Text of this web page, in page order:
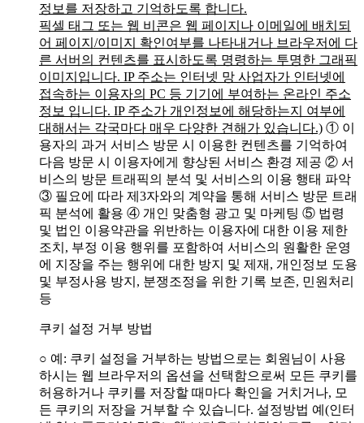
정보를 저장하고 기억하도록 합니다.
픽셀 태그 또는 웹 비콘은 웹 페이지나 이메일에 배치되
어 페이지/이미지 확인여부를 나타내거나 브라우저에 다
른 서버의 컨텐츠를 표시하도록 명령하는 투명한 그래픽
이미지입니다. IP 주소는 인터넷 망 사업자가 인터넷에
접속하는 이용자의 PC 등 기기에 부여하는 온라인 주소
정보 입니다. IP 주소가 개인정보에 해당하는지 여부에
대해서는 각국마다 매우 다양한 견해가 있습니다.) ① 이
용자의 과거 서비스 방문 시 이용한 컨텐츠를 기억하여
다음 방문 시 이용자에게 향상된 서비스 환경 제공 ② 서
비스의 방문 트래픽의 분석 및 서비스의 이용 행태 파악
③ 필요에 따라 제3자와의 계약을 통해 서비스 방문 트래
픽 분석에 활용 ④ 개인 맞춤형 광고 및 마케팅 ⑤ 법령
및 법인 이용약관을 위반하는 이용자에 대한 이용 제한
조치, 부정 이용 행위를 포함하여 서비스의 원활한 운영
에 지장을 주는 행위에 대한 방지 및 제재, 개인정보 도용
및 부정사용 방지, 분쟁조정을 위한 기록 보존, 민원처리
등
쿠키 설정 거부 방법
○ 예: 쿠키 설정을 거부하는 방법으로는 회원님이 사용
하시는 웹 브라우저의 옵션을 선택함으로써 모든 쿠키를
허용하거나 쿠키를 저장할 때마다 확인을 거치거나, 모
든 쿠키의 저장을 거부할 수 있습니다. 설정방법 예(인터